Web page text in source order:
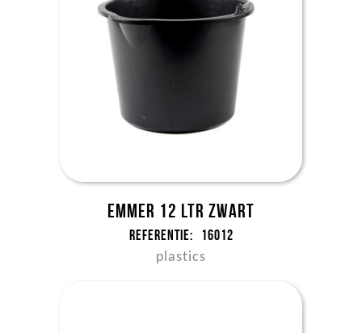
Emmer 12 ltr zwart
Referentie: 16012
plastics